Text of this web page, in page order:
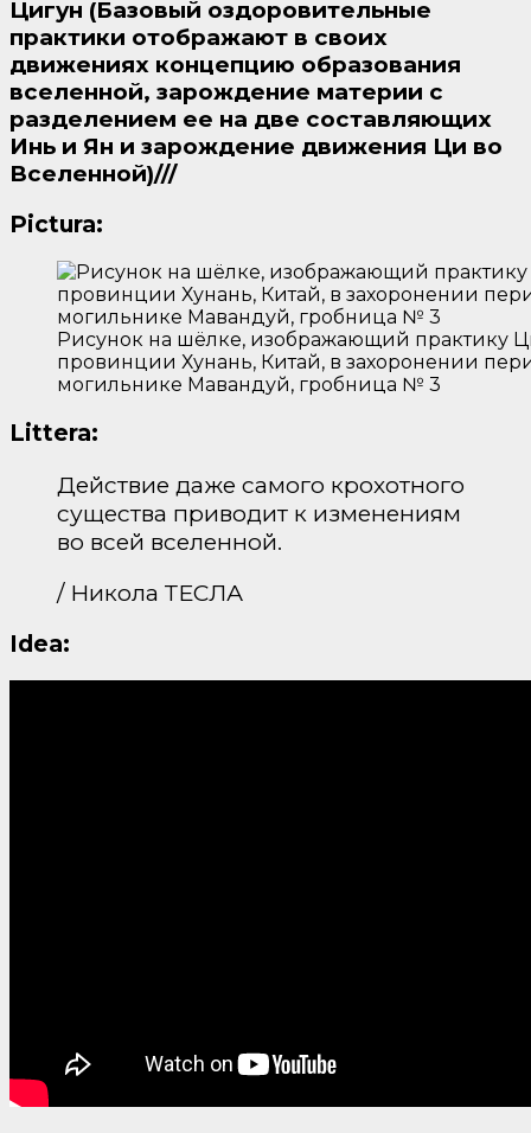
Цигун (Базовый оздоровительные
практики отображают в своих
движениях концепцию образования
вселенной, зарождение материи с
разделением ее на две составляющих
Инь и Ян и зарождение движения Ци во
Вселенной)///
Pictura:
Рисунок на шёлке, изображающий практику
провинции Хунань, Китай, в захоронении
могильнике Мавандуй, гробница № 3
Littera:
Действие даже самого крохотного
существа приводит к изменениям
во всей вселенной.
/ Никола ТЕСЛА
Idea: